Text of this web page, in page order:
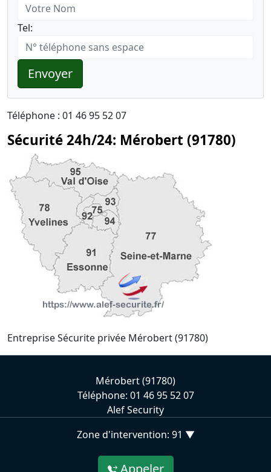
Tel:
Envoyer
Téléphone : 01 46 95 52 07
Sécurité 24h/24: Mérobert (91780)
Entreprise Sécurite privée Mérobert (91780)
Mérobert (91780)
Téléphone: 01 46 95 52 07
Alef Security
Zone d'intervention: 91 ▼
Appeler